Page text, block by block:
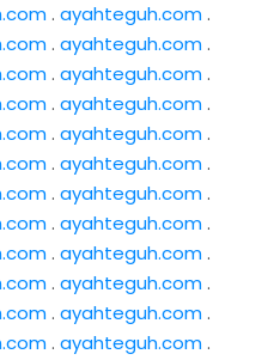
. ayahteguh.com.
. ayahteguh.com.
. ayahteguh.com.
. ayahteguh.com.
. ayahteguh.com.
. ayahteguh.com.
. ayahteguh.com.
. ayahteguh.com.
. ayahteguh.com.
. ayahteguh.com.
. ayahteguh.com.
. ayahteguh.com.